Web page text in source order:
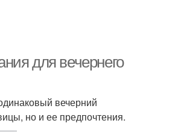
для вечернего
вечерний
но и ее предпочтения.